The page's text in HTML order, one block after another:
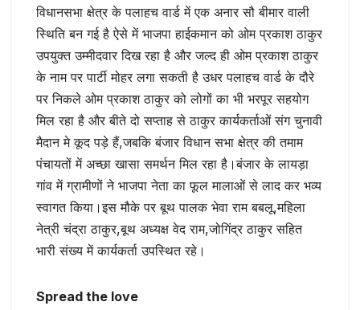
विधानसभा क्षेत्र के पलाहच वार्ड में एक अनार सौ बीमार वाली
स्थिति बन गई है ऐसे में भाजपा हाईकमान को ओम प्रकाश ठाकुर
उपयुक्त उम्मीदवार दिख रहा है और जल्द ही ओम प्रकाश ठाकुर
के नाम पर पार्टी मोहर लगा सकती है उधर पलाहच वार्ड के दौरे
पर निकले ओम प्रकाश ठाकुर को लोगों का भी भरपूर सहयोग
मिल रहा है और बीते दो सप्ताह से ठाकुर कार्यकर्ताओं संग चुनावी
मैदान मे कूद पड़े हैं,जबकि बंजार विधान सभा क्षेत्र की तमाम
पंचायतों में अच्छा खासा समर्थन मिल रहा है।बंजार के लायड़ा
गांव में ग्रामीणों ने भाजपा नेता का फूल मालाओं से लाद कर भव्य
स्वागत किया।इस मौके पर बूथ पालक भेवा राम बबलू,महिला
नेत्री चंद्रा ठाकुर,बूथ अध्यक्ष वेद राम,जोगिंद्र ठाकुर सहित
भारी संख्य में कार्यकर्ता उपस्थित रहे।
Spread the love